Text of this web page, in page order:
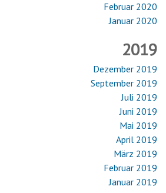
Februar 2020
Januar 2020
2019
Dezember 2019
September 2019
Juli 2019
Juni 2019
Mai 2019
April 2019
März 2019
Februar 2019
Januar 2019